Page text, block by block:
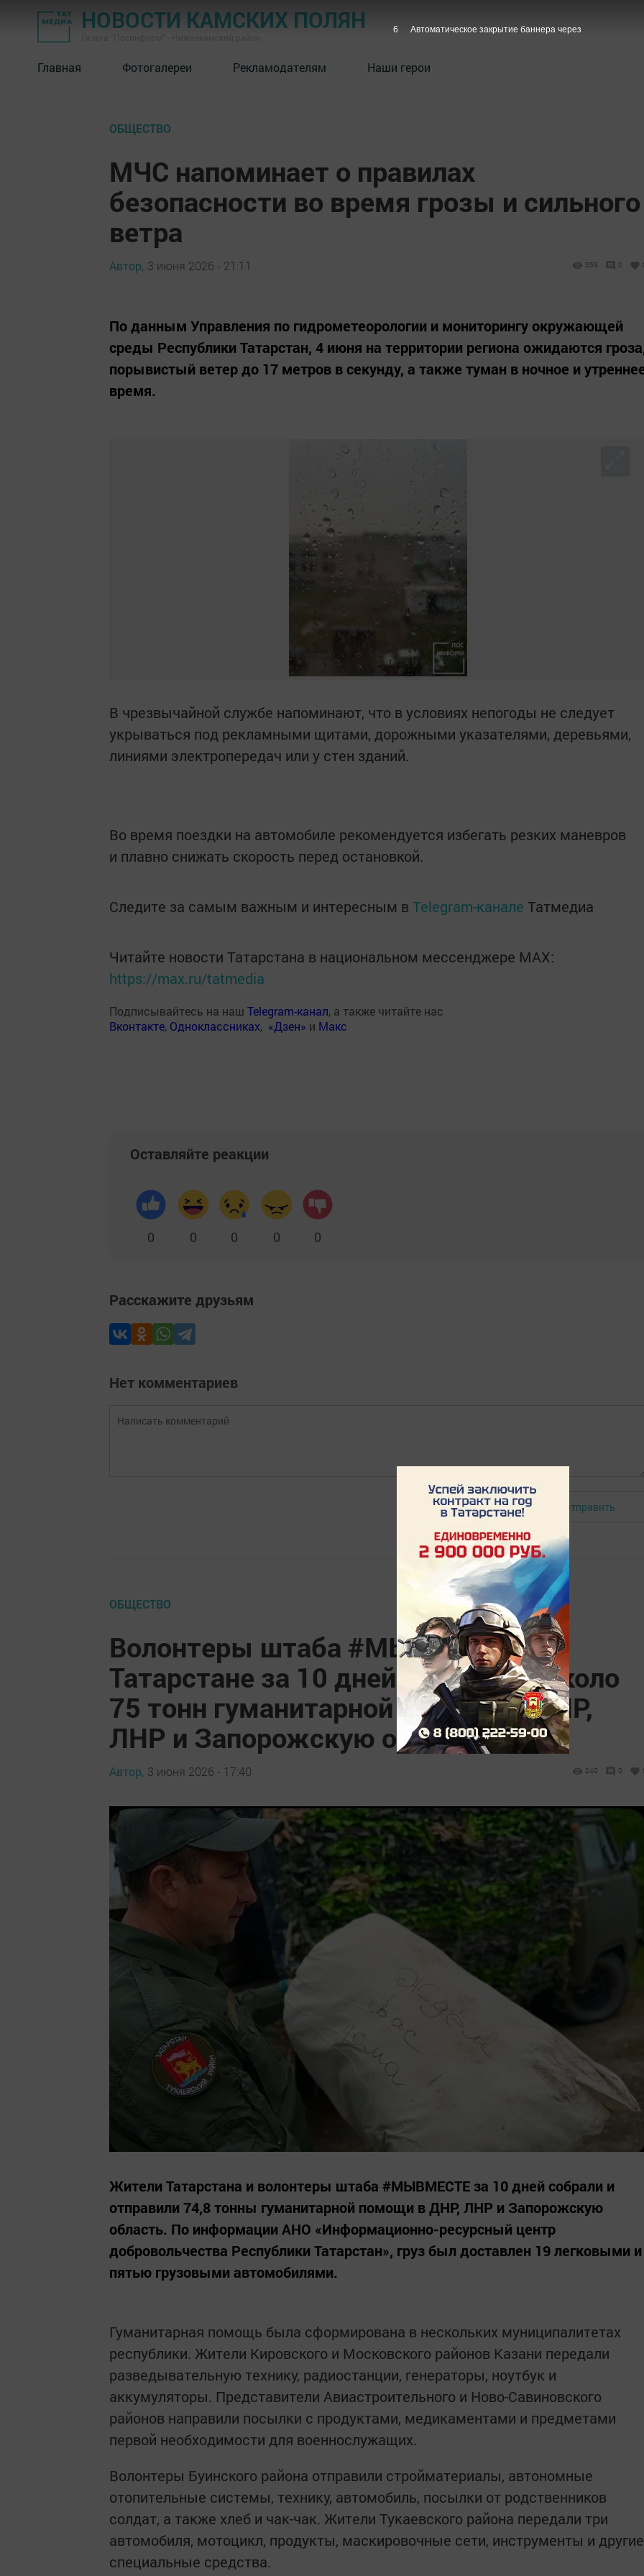
НОВОСТИ КАМСКИХ ПОЛЯН
Главная Фотогалереи Рекламодателям Наши герои
ОБЩЕСТВО
МЧС напоминает о правилах
безопасности во время грозы и сильного
ветра
Автор, 3 июня 2026 - 21:11 359 0
По данным Управления по гидрометеорологии и мониторингу окружающей
среды Республики Татарстан, 4 июня на территории региона ожидаются
порывистый ветер до 17 метров в секунду, а также туман в ночное и
время.
В чрезвычайной службе напоминают, что в условиях непогоды не следует
укрываться под рекламными щитами, дорожными указателями, деревьями,
линиями электропередач или у стен зданий.
Во время поездки на автомобиле рекомендуется избегать резких маневров
и плавно снижать скорость перед остановкой.
Следите за самым важным и интересным в Telegram-канале Татмедиа
Читайте новости Татарстана в национальном мессенджере MАХ:
https://max.ru/tatmedia
Подписывайтесь на наш Telegram-канал, а также читайте нас
Вконтакте, Одноклассниках, «Дзен» и Макс
Оставляйте реакции
0 0 0 0 0
Расскажите друзьям
Нет комментариев
Авторизоваться Отправить
ОБЩЕСТВО
Волонтеры штаба #МЫВМЕСТЕ в
Татарстане за 10 дней доставили около
75 тонн гуманитарной помощи в ДНР,
ЛНР и Запорожскую область
Автор, 3 июня 2026 - 17:40 240 0
Жители Татарстана и волонтеры штаба #МЫВМЕСТЕ за 10 дней собрали и
отправили 74,8 тонны гуманитарной помощи в ДНР, ЛНР и Запорожскую
область. По информации АНО «Информационно-ресурсный центр
добровольчества Республики Татарстан», груз был доставлен 19 легковыми и
пятью грузовыми автомобилями.
Гуманитарная помощь была сформирована в нескольких муниципалитетах
республики. Жители Кировского и Московского районов Казани передали
разведывательную технику, радиостанции, генераторы, ноутбук и
аккумуляторы. Представители Авиастроительного и Ново-Савиновского
районов направили посылки с продуктами, медикаментами и предметами
первой необходимости для военнослужащих.
Волонтеры Буинского района отправили стройматериалы, автономные
отопительные системы, технику, автомобиль, посылки от родственников
солдат, а также хлеб и чак-чак. Жители Тукаевского района передали три
автомобиля, мотоцикл, продукты, маскировочные сети, инструменты и другие
специальные средства.
5 Автоматическое закрытие баннера через